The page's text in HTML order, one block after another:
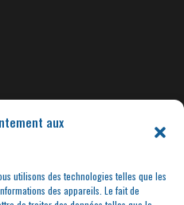
aux
utilisons des technologies telles que les
des appareils. Le fait de